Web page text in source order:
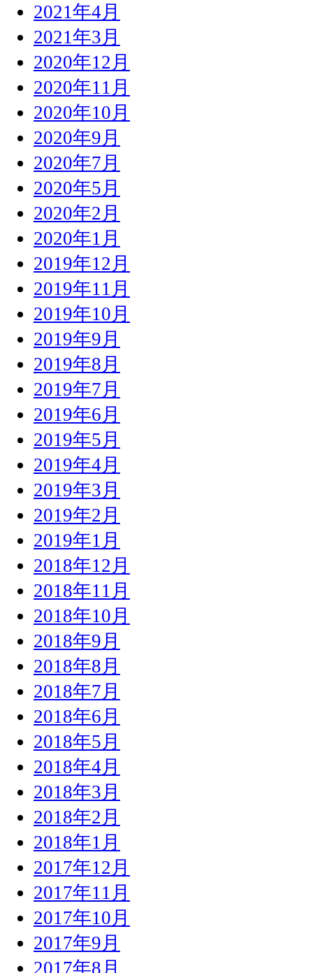
2021年4月
2021年3月
2020年12月
2020年11月
2020年10月
2020年9月
2020年7月
2020年5月
2020年2月
2020年1月
2019年12月
2019年11月
2019年10月
2019年9月
2019年8月
2019年7月
2019年6月
2019年5月
2019年4月
2019年3月
2019年2月
2019年1月
2018年12月
2018年11月
2018年10月
2018年9月
2018年8月
2018年7月
2018年6月
2018年5月
2018年4月
2018年3月
2018年2月
2018年1月
2017年12月
2017年11月
2017年10月
2017年9月
2017年8月